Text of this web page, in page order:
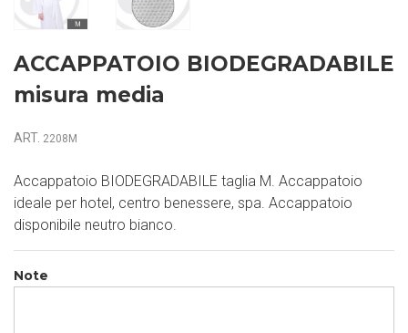
ACCAPPATOIO BIODEGRADABILE
misura media
ART. 2208M
Accappatoio BIODEGRADABILE taglia M. Accappatoio
ideale per hotel, centro benessere, spa. Accappatoio
disponibile neutro bianco.
Note